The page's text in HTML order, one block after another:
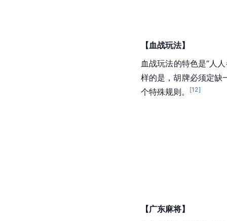
【血战玩法】
血战玩法的特色是“人
样的是，胡牌必须定缺
个特殊规则。
[12]
【广东麻将】